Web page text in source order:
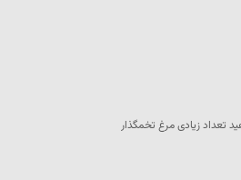
تعداد زیادی مرغ تخمگذار